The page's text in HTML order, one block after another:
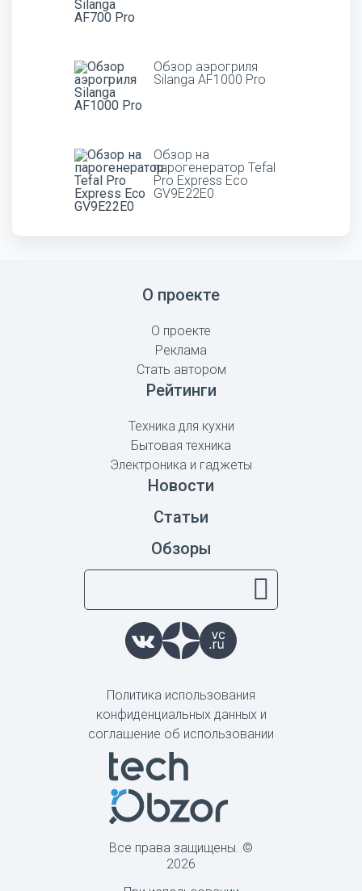
Обзор аэрогриля
Silanga AF1000 Pro
Обзор на
парогенератор Tefal
Pro Express Eco
GV9E22E0
Все права защищены. ©
2026
О проекте
О проекте
Реклама
Стать автором
Рейтинги
Техника для кухни
Бытовая техника
Электроника и гаджеты
Новости
Статьи
Обзоры
Политика использования
конфиденциальных данных и
соглашение об использовании